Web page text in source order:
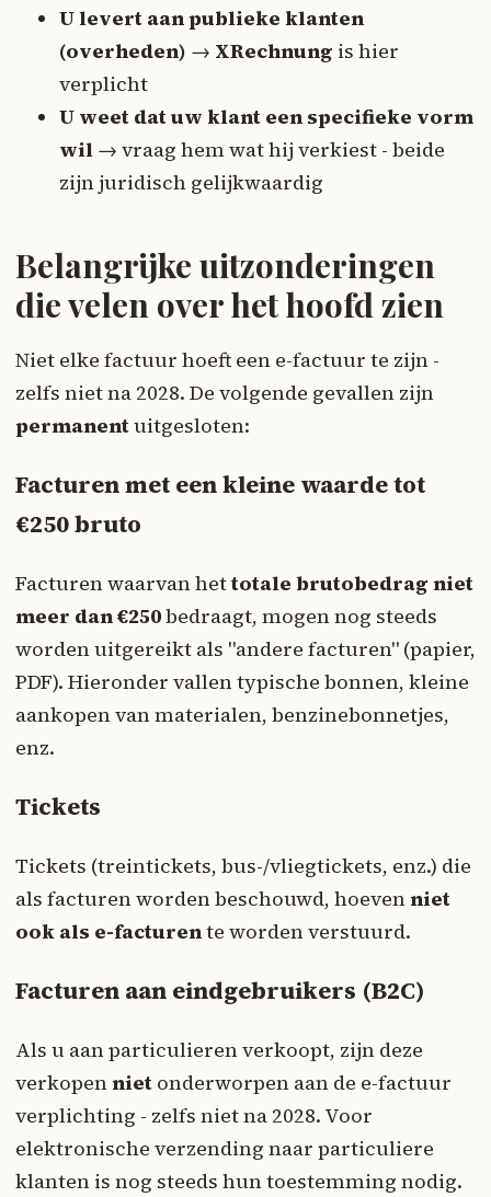
U levert aan publieke klanten
(overheden) → XRechnung is hier
verplicht
U weet dat uw klant een specifieke vorm
wil → vraag hem wat hij verkiest - beide
zijn juridisch gelijkwaardig
Belangrijke uitzonderingen
die velen over het hoofd zien
Niet elke factuur hoeft een e-factuur te zijn -
zelfs niet na 2028. De volgende gevallen zijn
permanentuitgesloten:
Facturen met een kleine waarde tot
€250 bruto
Facturen waarvan hettotale brutobedrag niet
meer dan €250bedraagt, mogen nog steeds
worden uitgereikt als "andere facturen" (papier,
PDF). Hieronder vallen typische bonnen, kleine
aankopen van materialen, benzinebonnetjes,
enz.
Tickets
Tickets (treintickets, bus-/vliegtickets, enz.) die
als facturen worden beschouwd, hoevenniet
ook als e-facturente worden verstuurd.
Facturen aan eindgebruikers (B2C)
Als u aan particulieren verkoopt, zijn deze
verkopenniet onderworpen aan de e-factuur
verplichting - zelfs niet na 2028. Voor
elektronische verzending naar particuliere
klanten is nog steeds hun toestemming nodig.